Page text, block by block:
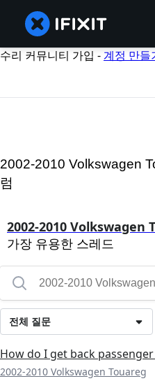
수리 커뮤니티 가입 -계정 만들
2002-2010 Volkswagen
럼
2002-2010 Volkswagen
가장 유용한 스레드
전체 질문
How do I get back
2002-2010 Volkswagen Touareg